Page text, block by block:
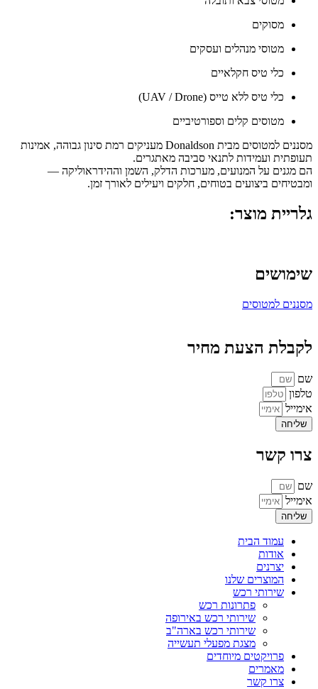
מסוקים
מטוסי מנהלים ועסקים
כלי טיס חקלאיים
כלי טיס ללא טייס (UAV / Drone)
מטוסים קלים וספורטיביים
מסננים למטוסים מבית Donaldson מעניקים רמת סינון גבוהה, אמינות
תעופתית ועמידות לתנאי סביבה מאתגרים.
הם מגנים על המנועים, מערכות הדלק, השמן וההידראוליקה —
ומבטיחים ביצועים בטוחים, חלקים ויעילים לאורך זמן.
גלריית מוצר:
שימושים
מסננים למטוסים
לקבלת הצעת מחיר
שם
טלפון
אימייל
שליחה
צרו קשר
שם
אימייל
שליחה
עמוד הבית
אודות
יצרנים
המוצרים שלנו
שירותי רכש
פתרונות רכש
שירותי רכש באירופה
שירותי רכש בארה"ב
מצגת מפעלי תעשייה
פרויקטים מיוחדים
מאמרים
צרו קשר